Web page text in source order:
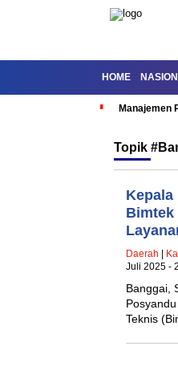
HOME
Manajemen
Topik
Kepala
Bimtek
Daerah
Juli 2025 -
Banggai,
Teknis